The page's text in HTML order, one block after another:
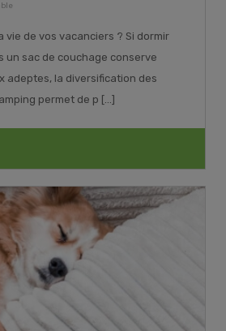
vie de vos vacanciers ? Si dormir
un sac de couchage conserve
adeptes, la diversification des
permet de p [...]